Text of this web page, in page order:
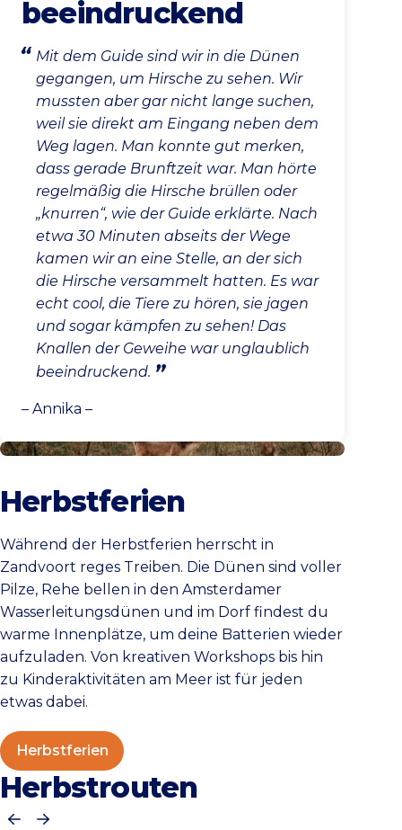
beeindruckend
Mit dem Guide sind wir in die Dünen
gegangen, um Hirsche zu sehen. Wir
mussten aber gar nicht lange suchen,
weil sie direkt am Eingang neben dem
Weg lagen. Man konnte gut merken,
dass gerade Brunftzeit war. Man hörte
regelmäßig die Hirsche brüllen oder
„knurren“, wie der Guide erklärte. Nach
etwa 30 Minuten abseits der Wege
kamen wir an eine Stelle, an der sich
die Hirsche versammelt hatten. Es war
echt cool, die Tiere zu hören, sie jagen
und sogar kämpfen zu sehen! Das
Knallen der Geweihe war unglaublich
beeindruckend.
– Annika –
Herbstferien
Herbstferien
Während der Herbstferien herrscht in
Zandvoort reges Treiben. Die Dünen sind voller
Pilze, Rehe bellen in den Amsterdamer
Wasserleitungsdünen und im Dorf findest du
warme Innenplätze, um deine Batterien wieder
aufzuladen. Von kreativen Workshops bis hin
zu Kinderaktivitäten am Meer ist für jeden
etwas dabei.
Herbstferien
Herbstrouten
Vorherige
Nächste